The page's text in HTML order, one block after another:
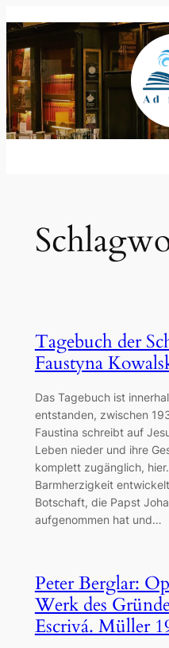
Inhalt
springen
Tagebuch der
Faustyna
Das Tagebuch ist
entstanden, zwischen
Faustina schreibt auf
Leben nieder und ihre
komplett zugänglich,
Barmherzigkeit
Botschaft, die Papst
aufgenommen hat und…
Peter Berglar:
Werk des
Escrivá. Müller